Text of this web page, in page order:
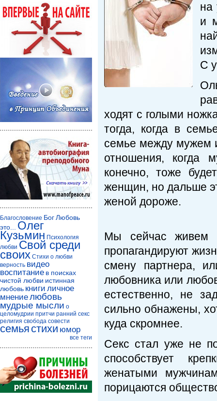
на
и
С
ходят с голыми
тогда, когда в
семье между мужем
отношения, когда
конечно, тоже
женщин, но дальше
женой дороже.
Мы сейчас живем
пропагандируют
смену партнера,
любовника или
естественно, не
сильно обнажены,
куда скромнее.
Секс стал уже не
способствует
женатыми
порицаются
Благословение БогЛюбовь
это...
Олег
Кузьмин Психология
любви Свой среди
своих Стихи о любви
верность видео
воспитание в поисках
чистой любви истинная
любовь книги личное
мнениелюбовь
мудрые мысли о
целомудрии притчи ранний секс
религия свобода совести
семья стихи юмор
все теги